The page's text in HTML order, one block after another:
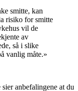
smitte, kan
risiko for smitte
vil de
av
så i slike
vanlig måte.»
anbefalingene at du